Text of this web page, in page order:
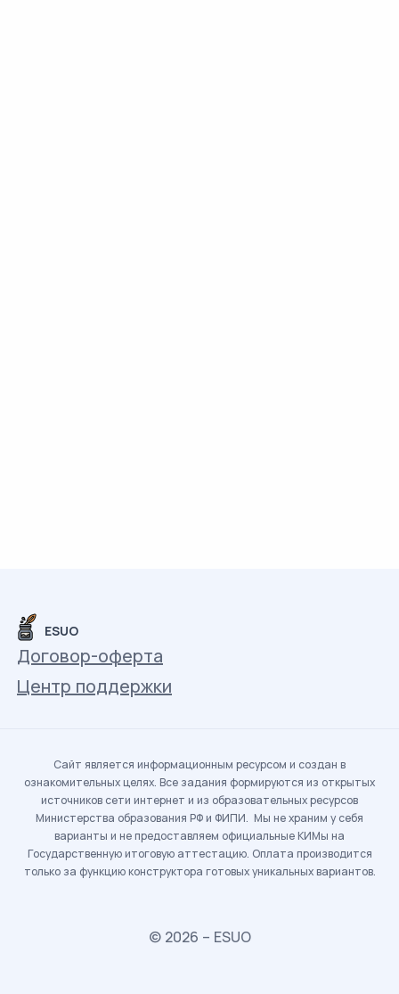
ESUO
Договор-оферта
Центр поддержки
Сайт является информационным ресурсом и создан в
ознакомительных целях. Все задания формируются из открытых
источников сети интернет и из образовательных ресурсов
Министерства образования РФ и ФИПИ. Мы не храним у себя
варианты и не предоставляем официальные КИМы на
Государственную итоговую аттестацию. Оплата производится
только за функцию конструктора готовых уникальных вариантов.
© 2026 – ESUO